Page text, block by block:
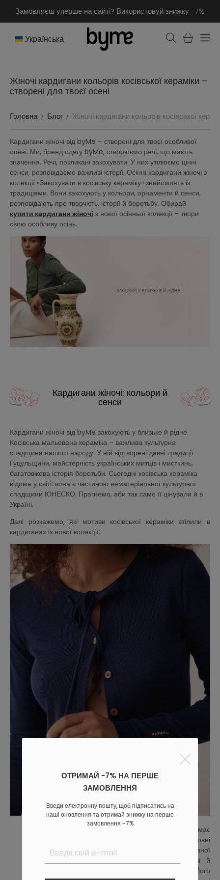
Замовляєш уперше на сайті? Використовуй знижку -7%
Українська
ОТРИМАЙ -7% НА ПЕРШЕ
ЗАМОВЛЕННЯ
Введи електронну пошту, щоб підписатись на
наші оновлення та отримай знижку на перше
замовлення -7%
Жіночі кардигани кольорів косівської кераміки –
створені для твоєї осені
Головна Блог Жіночі кардигани кольорів косівської
Кардигани жіночі від byMe – створені для твоєї особливої
осені. Ми, бренд одягу byMe, створюємо речі, що мають
значення. Речі, покликані закохувати. У них утілюємо цінні
сенси, розповідаємо важливі історії. Осінні кардигани жіночі з
колекції «Закохувати в косівську кераміку» знайомлять із
традиціями. Вони закохують у кольори, орнаменти й сенси,
розповідають про творчість, історії й боротьбу. Обирай
купити кардигани жіночі з нової осінньої колекції – твори
свою особливу осінь.
Кардигани жіночі: кольори й
сенси
Кардигани жіночі від byMe закохують у близьке й рідне.
Косівська мальована кераміка – важлива культурна
спадщина нашого народу. У ній відтворені давні традиції
Гуцульщини, майстерність українських митців і мисткинь,
багатовікова історія боротьби. Сьогодні косівська кераміка
відома у світі: вона є частиною нематеріальної культурної
спадщини ЮНЕСКО. Прагнемо, аби так само її цінували й в
Україні.
Далі розкажемо, які мотиви косівської кераміки втілили в
кардиганах із нової колекції:
Кардигани створили 4 кольорів, кожен із яких має
своє особливе значення. Бежевий і зелений – основні
барви, що їх знайдеш у розписі косівської мальованої
кераміки. Ними прикрашали вази, кахлі, тарелі й
глечики. Синій кардиган розповість про боротьбу. Його